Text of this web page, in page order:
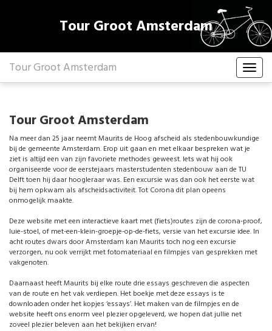
Tour Groot Amsterdam
Tour Groot Amsterdam
Tour Groot Amsterdam
Na meer dan 25 jaar neemt Maurits de Hoog afscheid als stedenbouwkundige
bij de gemeente Amsterdam. Erop uit gaan en met elkaar bespreken wat je
ziet is altijd een van zijn favoriete methodes geweest. Iets wat hij ook
organiseerde voor de eerstejaars masterstudenten stedenbouw aan de TU
Delft toen hij daar hoogleraar was. Een excursie was dan ook het eerste wat
bij hem opkwam als afscheidsactiviteit. Tot Corona dit plan opeens
onmogelijk maakte.
Deze website met een interactieve kaart met (fiets)routes zijn de corona-proof,
luie-stoel, of met-een-klein-groepje-op-de-fiets, versie van het excursie idee. In
acht routes dwars door Amsterdam kan Maurits toch nog een excursie
verzorgen, nu ook verrijkt met fotomateriaal en filmpjes van gesprekken met
vakgenoten.
Daarnaast heeft Maurits bij elke route drie essays geschreven die aspecten
van de route en het vak verdiepen. Het boekje met deze essays is te
downloaden onder het kopjes ‘essays’. Het maken van de filmpjes en de
website heeft ons enorm veel plezier opgeleverd, we hopen dat jullie net
zoveel plezier beleven aan het bekijken ervan!